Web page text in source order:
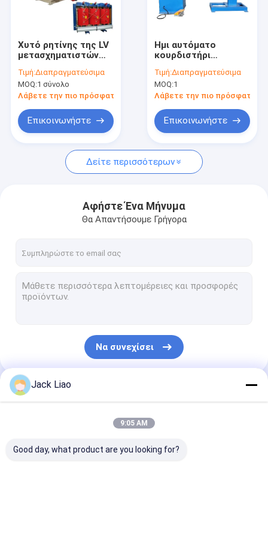
Σχετικά με εμάς
Επισκέψεις στο εργοστάσιο
Επικοινωνήστε μαζί μας
Ειδήσεις
Ζητήστε μια προσφορά
Άνεμος μηχανή φύλλων αλουμινίου μετασχηματιστών
Μηχανή τυλίγματος σπειρών μετασχηματιστών
Αυτόματη μηχανή τυλίγματος σπειρών
Πυρήνας μετασχηματιστών που συσσωρεύει τον πίνακα
Ζαρωμένο πτερύγιο που διαμορφώνει τη μηχανή
Χυτό ρητίνης της LV
μετασχηματιστών
αλουμινίου άνεμος
κουρδιστήρι
λουρίδων μηχανών
Τιμή:Διαπραγματεύσιμα
MOQ:1 σύνολο
Λάβετε την πιο πρόσφατη τιμή
Επικοινωνήστε
Ημι αυτόματο
κουρδιστήρι
μηχανών τυλίγματος
σπειρών 80rpm HV
LV
Τιμή:Διαπραγματεύσιμα
MOQ:1
Λάβετε την πιο πρόσφατη
Επικοινωνήστε
Δείτε περισσότερων
Αφήστε Ένα Μήνυμα
Θα Απαντήσουμε Γρήγορα
Να συνεχίσει
Οι Κατηγορίες Μας
Jack Liao
9:05 AM
Good day, what product are you looking for?